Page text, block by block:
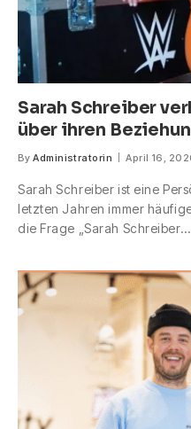
Sarah Schreiber
über ihren
By Administratorin April 16,
Sarah Schreiber ist eine
letzten Jahren immer
die Frage „Sarah Schreiber…